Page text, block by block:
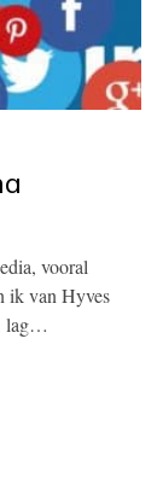
vooral
ik van Hyves
lag…